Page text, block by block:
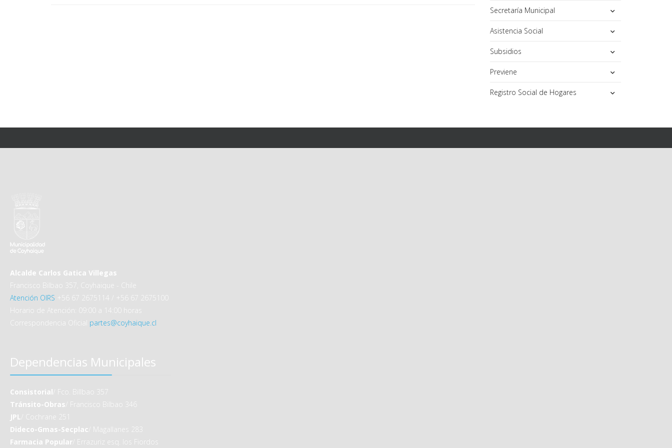
Secretaría Municipal
Asistencia Social
Subsidios
Previene
Registro Social de Hogares
Alcalde Carlos Gatica Villegas
Francisco Bilbao 357, Coyhaique - Chile
Atención OIRS +56 67 2675114 / +56 67 2675100
Horario de Atención: 09:00 a 14:00 horas
Correspondencia Oficial partes@coyhaique.cl
Dependencias Municipales
Consistorial / Fco. Billbao 357
Tránsito-Obras / Francisco Bilbao 346
JPL / Cochrane 251
Dideco-Gmas-Secplac / Magallanes 283
Farmacia Popular / Errazuriz esq. los Fiordos